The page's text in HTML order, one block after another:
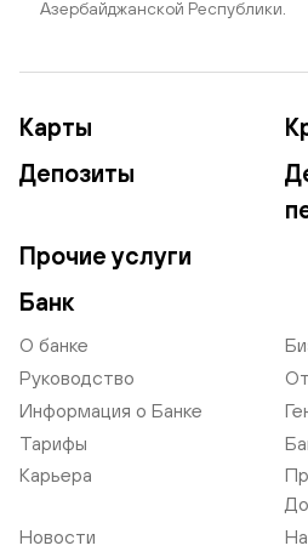
Азербайджанской Республики.
Карты
Депозиты
Прочие услуги
Банк
О банке
Руководство
Информация о Банке
Тарифы
Карьера
Новости